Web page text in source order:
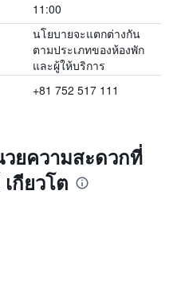
11:00
นโยบายจะแตกต่างกัน
ตามประเภทของห้องพัก
และผู้ให้บริการ
+81 752 517 111
ยความสะดวกที่
กียวโต